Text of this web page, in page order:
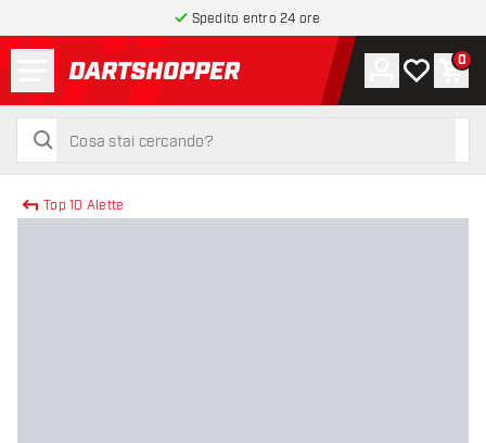
Spedito entro 24 ore
torna alla home page
cerca
cerca
Account
La mia0
Top 10 Alette